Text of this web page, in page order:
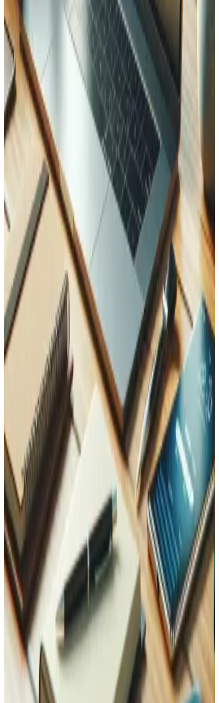
L'optimisation risque-t-elle de casser des fonctionnalités de mon site ?
Études de cas associées
Découvrez comment nous avons appliqué cette expertise
dans des projets concrets.
AGD Trading — Plateforme de trading Laravel
avec IA
Comment Tedbin a reconstruit une application de trading
Laravel avec gestion multi-devises, rapports conformes
AFC, traitement IA de documents et performances sous la
seconde.
En savoir plus
La vitesse n'est que le début
Les sites les plus rapides combinent performance,
maintenance continue, visibilité et sécurité.
Maintenance et Support
Conservez vos optimisations grâce à des mises à jour et un
suivi réguliers.
En savoir plus
SEO, GEO & Marketing Digital
Les signaux de classement de Google sont fortement
pondérés par la vitesse — capitalisez sur chaque
milliseconde gagnée.
En savoir plus
Sécurité
Un site rapide mérite d'être protégé — renforcez-le pour
que vos gains ne soient pas annulés par une faille.
En savoir plus
Contactez-nous